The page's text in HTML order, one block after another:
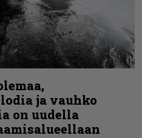
ja vauhko
on uudella